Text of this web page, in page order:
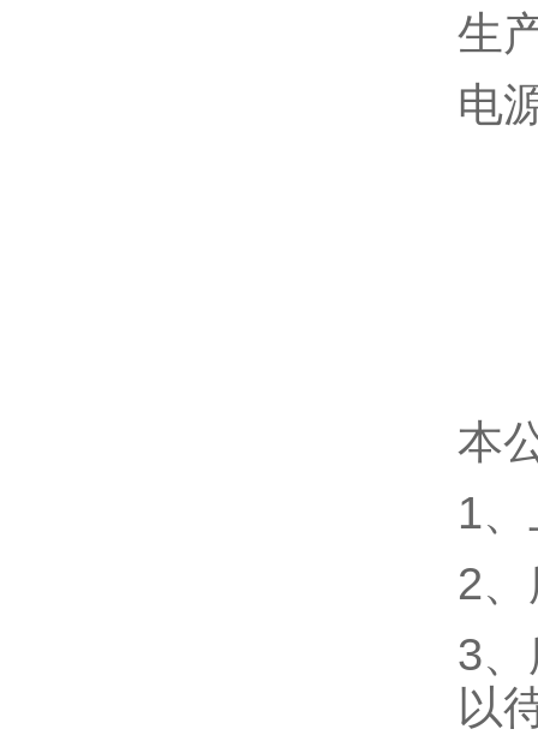
生
电
本
1
2
3
以